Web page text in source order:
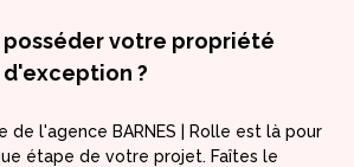
posséder votre propriété
d'exception ?
de l'agence BARNES | Rolle est là pour
étape de votre projet. Faîtes le